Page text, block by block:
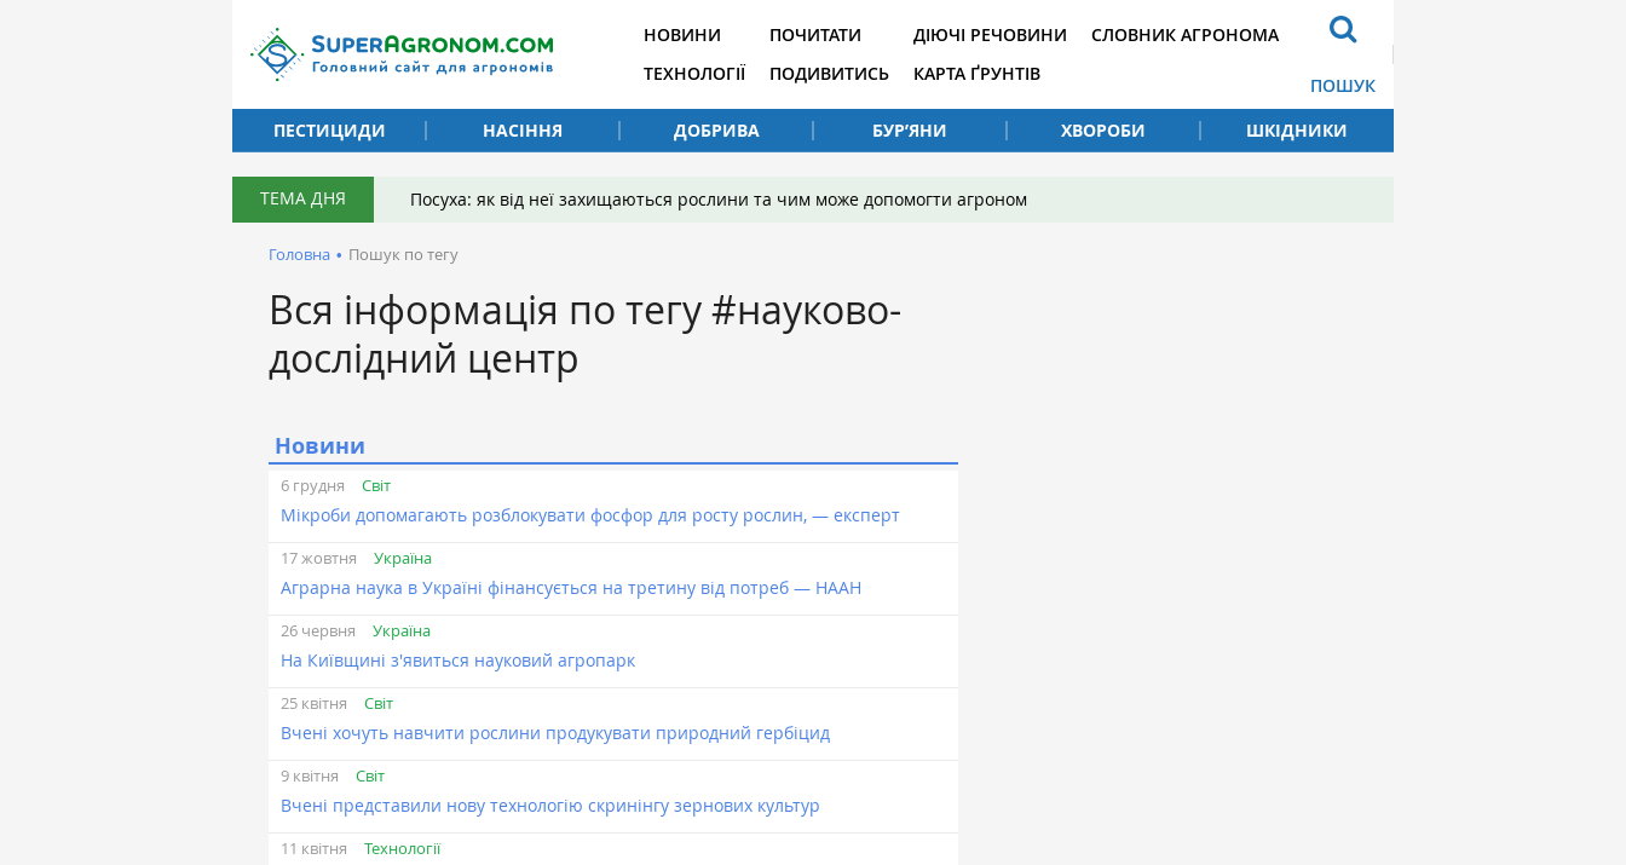
НОВИНИ
ТЕХНОЛОГІЇ
ПОЧИТАТИ
ПОДИВИТИСЬ
ДІЮЧІ РЕЧОВИНИ
КАРТА ҐРУНТІВ
СЛОВНИК АГРОНОМА
ПОШУК
ПЕСТИЦИДИ
НАСІННЯ ДОБРИВА БУР’ЯНИ ХВОРОБИ ШКІДНИКИ
ТЕМА ДНЯ Посуха: як від неї захищаються рослини та чим може допомогти агроном
Головна • Пошук по тегу
Вся інформація по тегу #науково-
дослідний центр
Новини
6 грудня Світ
Мікроби допомагають розблокувати фосфор для росту рослин, — експерт
17 жовтня Україна
Аграрна наука в Україні фінансується на третину від потреб — НААН
26 червня Україна
На Київщині з'явиться науковий агропарк
25 квітня Світ
Вчені хочуть навчити рослини продукувати природний гербіцид
9 квітня Світ
Вчені представили нову технологію скринінгу зернових культур
11 квітня Технології